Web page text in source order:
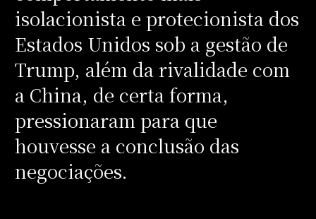
isolacionista e protecionista dos
Estados Unidos sob a gestão de
Trump, além da rivalidade com
a China, de certa forma,
pressionaram para que
houvesse a conclusão das
negociações.